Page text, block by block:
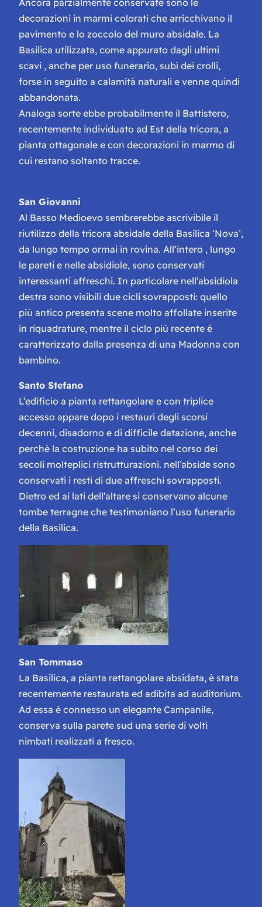
decorazioni in marmi colorati che arricchivano il
pavimento e lo zoccolo del muro absidale. La
Basilica utilizzata, come appurato dagli ultimi
scavi , anche per uso funerario, subì dei crolli,
forse in seguito a calamità naturali e venne quindi
abbandonata.
Analoga sorte ebbe probabilmente il Battistero,
recentemente individuato ad Est della tricora, a
pianta ottagonale e con decorazioni in marmo di
cui restano soltanto tracce.
San Giovanni
Al Basso Medioevo sembrerebbe ascrivibile il
riutilizzo della tricora absidale della Basilica ‘Nova’,
da lungo tempo ormai in rovina. All’intero , lungo
le pareti e nelle absidiole, sono conservati
interessanti affreschi. In particolare nell’absidiola
destra sono visibili due cicli sovrapposti: quello
più antico presenta scene molto affollate inserite
in riquadrature, mentre il ciclo più recente è
caratterizzato dalla presenza di una Madonna con
bambino.
Santo Stefano
L’edificio a pianta rettangolare e con triplice
accesso appare dopo i restauri degli scorsi
decenni, disadorno e di difficile datazione, anche
perchè la costruzione ha subito nel corso dei
secoli molteplici ristrutturazioni. nell’abside sono
conservati i resti di due affreschi sovrapposti.
Dietro ed ai lati dell’altare si conservano alcune
tombe terragne che testimoniano l’uso funerario
della Basilica.
San Tommaso
La Basilica, a pianta rettangolare absidata, è stata
recentemente restaurata ed adibita ad auditorium.
Ad essa è connesso un elegante Campanile,
conserva sulla parete sud una serie di volti
nimbati realizzati a fresco.